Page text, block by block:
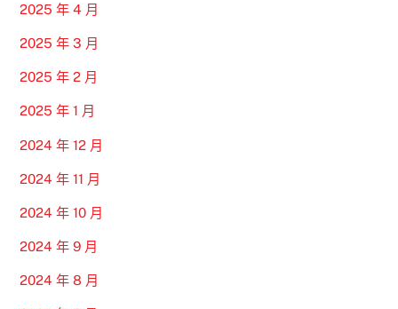
2025 年 4 月
2025 年 3 月
2025 年 2 月
2025 年 1 月
2024 年 12 月
2024 年 11 月
2024 年 10 月
2024 年 9 月
2024 年 8 月